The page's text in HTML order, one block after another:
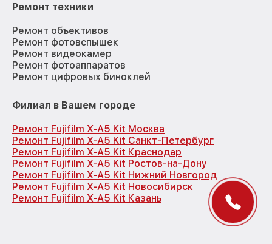
Ремонт техники
Ремонт объективов
Ремонт фотовспышек
Ремонт видеокамер
Ремонт фотоаппаратов
Ремонт цифровых биноклей
Филиал в Вашем городе
Ремонт Fujifilm X-A5 Kit Москва
Ремонт Fujifilm X-A5 Kit Санкт-Петербург
Ремонт Fujifilm X-A5 Kit Краснодар
Ремонт Fujifilm X-A5 Kit Ростов-на-Дону
Ремонт Fujifilm X-A5 Kit Нижний Новгород
Ремонт Fujifilm X-A5 Kit Новосибирск
Ремонт Fujifilm X-A5 Kit Казань